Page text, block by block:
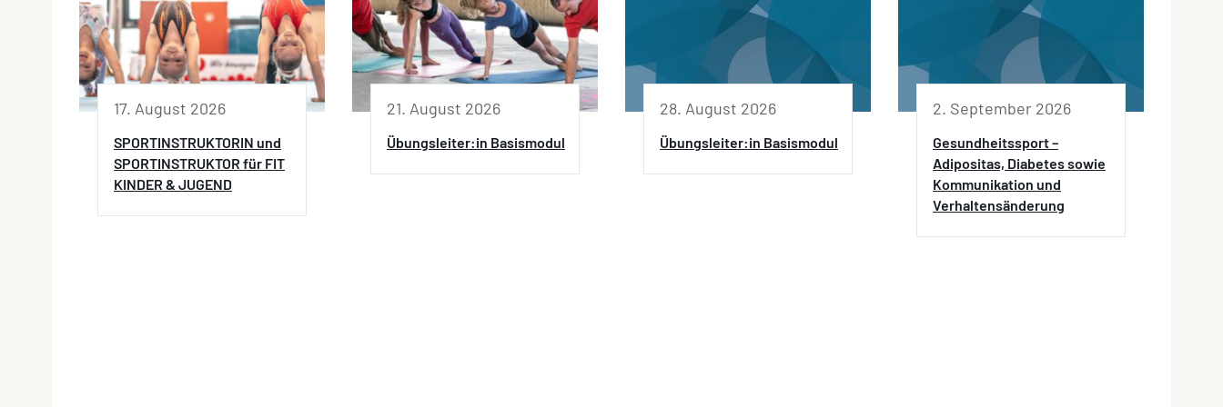
17. August 2026
SPORTINSTRUKTORIN und
SPORTINSTRUKTOR für FIT
KINDER & JUGEND
21. August 2026
Übungsleiter:in Basismodul
28. August 2026
Übungsleiter:in Basismodul
2. September 2026
Gesundheitssport –
Adipositas, Diabetes sowie
Kommunikation und
Verhaltensänderung